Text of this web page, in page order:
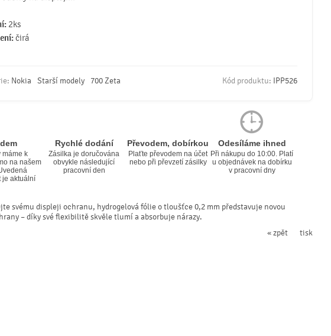
2ks
čirá
Nokia Starší modely 700 Zeta Kód produktu: IPP526
máme k
na našem
je aktuální
Rychlé dodání
Zásilka je doručována
obvykle následující
pracovní den
Převodem, dobírkou
Plaťte převodem na účet
nebo při převzetí zásilky
Odesíláme ihned
Při nákupu do 10:00. Platí
u objednávek na dobírku
v pracovní dny
svému displeji ochranu, hydrogelová fólie o tloušťce 0,2 mm představuje novou
– díky své flexibilitě skvěle tlumí a absorbuje nárazy.
tisk
« zpět